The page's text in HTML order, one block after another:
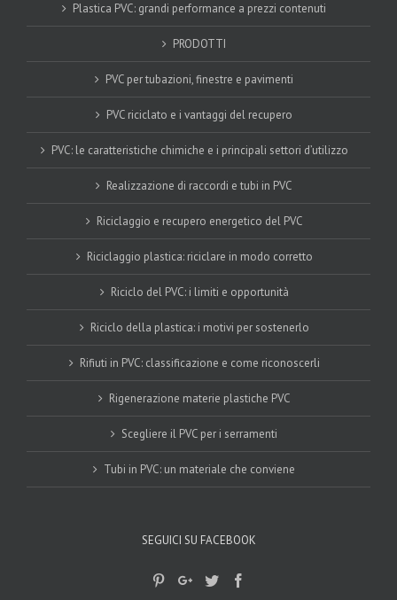
Plastica PVC: grandi performance a prezzi contenuti
PRODOTTI
PVC per tubazioni, finestre e pavimenti
PVC riciclato e i vantaggi del recupero
PVC: le caratteristiche chimiche e i principali settori d’utilizzo
Realizzazione di raccordi e tubi in PVC
Riciclaggio e recupero energetico del PVC
Riciclaggio plastica: riciclare in modo corretto
Riciclo del PVC: i limiti e opportunità
Riciclo della plastica: i motivi per sostenerlo
Rifiuti in PVC: classificazione e come riconoscerli
Rigenerazione materie plastiche PVC
Scegliere il PVC per i serramenti
Tubi in PVC: un materiale che conviene
SEGUICI SU FACEBOOK